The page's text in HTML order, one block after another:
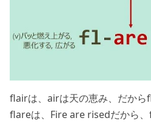
flairは、airは天の恵み、だから
flareは、Fire are risedだから、